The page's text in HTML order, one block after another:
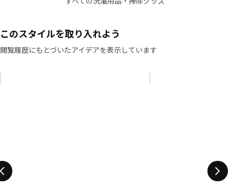
このスタイルを取り入れよう
閲覧履歴にもとづいたアイデアを表示しています